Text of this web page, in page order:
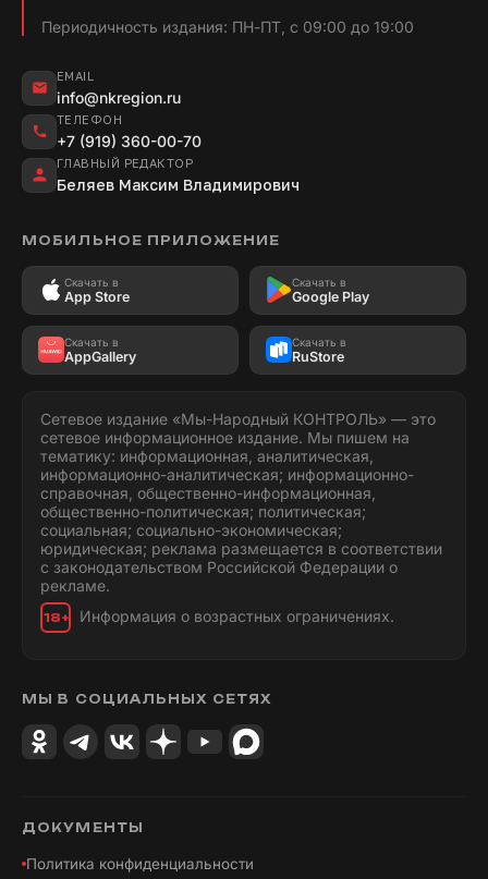
Периодичность издания: ПН-ПТ, с 09:00 до 19:00
EMAIL
info@nkregion.ru
ТЕЛЕФОН
+7 (919) 360-00-70
ГЛАВНЫЙ РЕДАКТОР
Беляев Максим Владимирович
МОБИЛЬНОЕ ПРИЛОЖЕНИЕ
Скачать в
App Store
Скачать в
Google Play
Скачать в
AppGallery
Скачать в
RuStore
Сетевое издание «Мы-Народный КОНТРОЛЬ» — это
сетевое информационное издание. Мы пишем на
тематику: информационная, аналитическая,
информационно-аналитическая; информационно-
справочная, общественно-информационная,
общественно-политическая; политическая;
социальная; социально-экономическая;
юридическая; реклама размещается в соответствии
с законодательством Российской Федерации о
рекламе.
18+ Информация о возрастных ограничениях.
МЫ В СОЦИАЛЬНЫХ СЕТЯХ
ДОКУМЕНТЫ
Политика конфиденциальности